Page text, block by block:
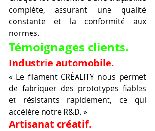
complète, assurant une qualité
constante et la conformité aux
normes.
Témoignages clients.
Industrie automobile.
« Le filament CRÉALITY nous permet
de fabriquer des prototypes fiables
et résistants rapidement, ce qui
accélère notre R&D. »
Artisanat créatif.